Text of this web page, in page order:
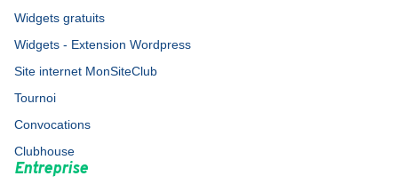
Widgets gratuits
Widgets - Extension Wordpress
Site internet MonSiteClub
Tournoi
Convocations
Clubhouse
Entreprise